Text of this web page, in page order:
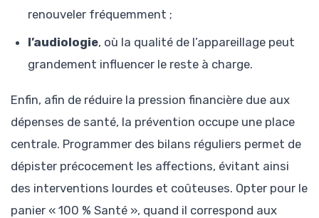
renouveler fréquemment ;
l’audiologie, où la qualité de l’appareillage peut
grandement influencer le reste à charge.
Enfin, afin de réduire la pression financière due aux
dépenses de santé, la prévention occupe une place
centrale. Programmer des bilans réguliers permet de
dépister précocement les affections, évitant ainsi
des interventions lourdes et coûteuses. Opter pour le
panier « 100 % Santé », quand il correspond aux